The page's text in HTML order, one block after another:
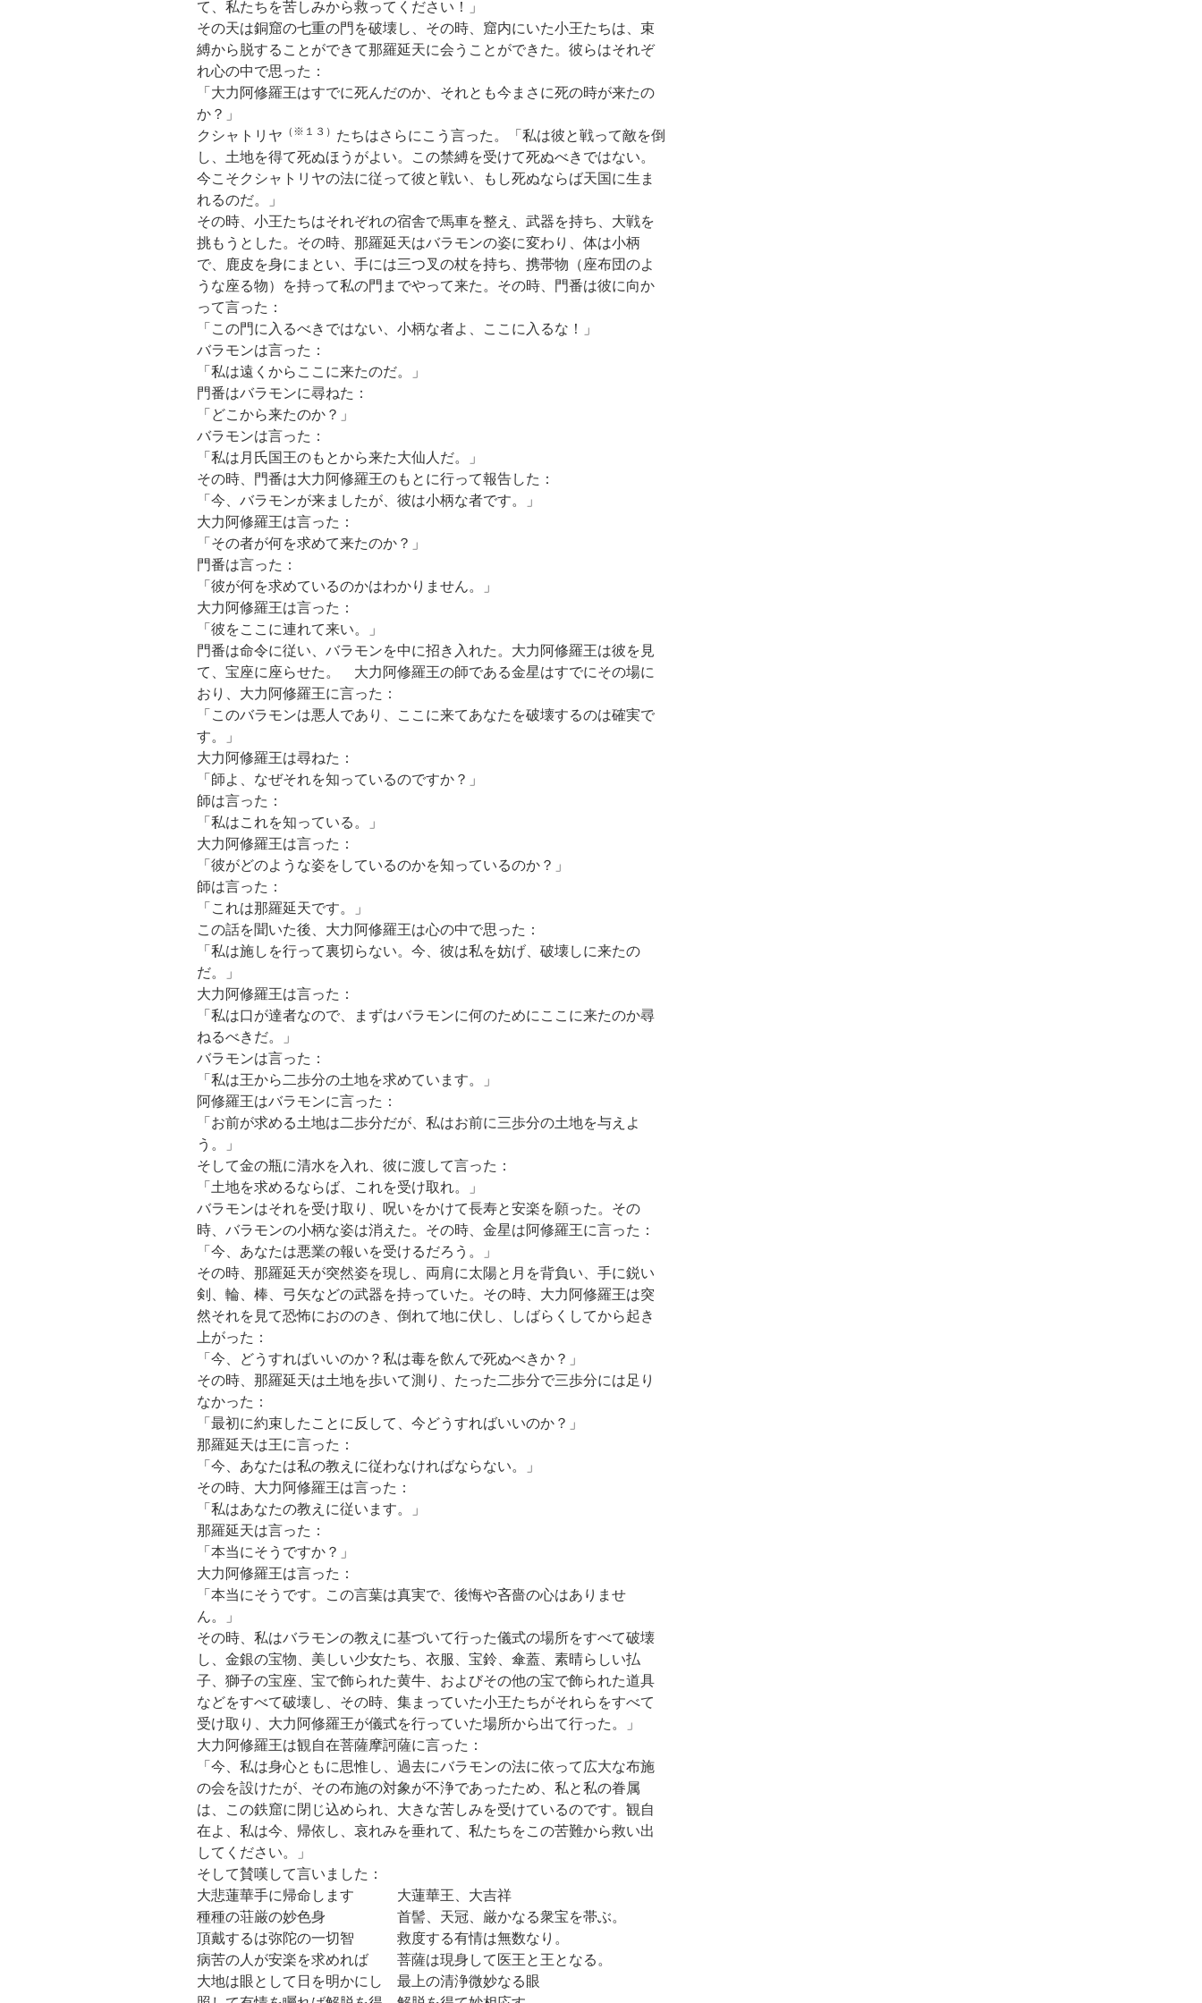
て、私たちを苦しみから救ってください！」
その天は銅窟の七重の門を破壊し、その時、窟内にいた小王たちは、束
縛から脱することができて那羅延天に会うことができた。彼らはそれぞ
れ心の中で思った：
「大力阿修羅王はすでに死んだのか、それとも今まさに死の時が来たの
か？」
クシャトリヤ （※１３） たちはさらにこう言った。「私は彼と戦って敵を倒
し、土地を得て死ぬほうがよい。この禁縛を受けて死ぬべきではない。
今こそクシャトリヤの法に従って彼と戦い、もし死ぬならば天国に生ま
れるのだ。」
その時、小王たちはそれぞれの宿舎で馬車を整え、武器を持ち、大戦を
挑もうとした。その時、那羅延天はバラモンの姿に変わり、体は小柄
で、鹿皮を身にまとい、手には三つ叉の杖を持ち、携帯物（座布団のよ
うな座る物）を持って私の門までやって来た。その時、門番は彼に向か
って言った：
「この門に入るべきではない、小柄な者よ、ここに入るな！」
バラモンは言った：
「私は遠くからここに来たのだ。」
門番はバラモンに尋ねた：
「どこから来たのか？」
バラモンは言った：
「私は月氏国王のもとから来た大仙人だ。」
その時、門番は大力阿修羅王のもとに行って報告した：
「今、バラモンが来ましたが、彼は小柄な者です。」
大力阿修羅王は言った：
「その者が何を求めて来たのか？」
門番は言った：
「彼が何を求めているのかはわかりません。」
大力阿修羅王は言った：
「彼をここに連れて来い。」
門番は命令に従い、バラモンを中に招き入れた。大力阿修羅王は彼を見
て、宝座に座らせた。 大力阿修羅王の師である金星はすでにその場に
おり、大力阿修羅王に言った：
「このバラモンは悪人であり、ここに来てあなたを破壊するのは確実で
す。」
大力阿修羅王は尋ねた：
「師よ、なぜそれを知っているのですか？」
師は言った：
「私はこれを知っている。」
大力阿修羅王は言った：
「彼がどのような姿をしているのかを知っているのか？」
師は言った：
「これは那羅延天です。」
この話を聞いた後、大力阿修羅王は心の中で思った：
「私は施しを行って裏切らない。今、彼は私を妨げ、破壊しに来たの
だ。」
大力阿修羅王は言った：
「私は口が達者なので、まずはバラモンに何のためにここに来たのか尋
ねるべきだ。」
バラモンは言った：
「私は王から二歩分の土地を求めています。」
阿修羅王はバラモンに言った：
「お前が求める土地は二歩分だが、私はお前に三歩分の土地を与えよ
う。」
そして金の瓶に清水を入れ、彼に渡して言った：
「土地を求めるならば、これを受け取れ。」
バラモンはそれを受け取り、呪いをかけて長寿と安楽を願った。その
時、バラモンの小柄な姿は消えた。その時、金星は阿修羅王に言った：
「今、あなたは悪業の報いを受けるだろう。」
その時、那羅延天が突然姿を現し、両肩に太陽と月を背負い、手に鋭い
剣、輪、棒、弓矢などの武器を持っていた。その時、大力阿修羅王は突
然それを見て恐怖におののき、倒れて地に伏し、しばらくしてから起き
上がった：
「今、どうすればいいのか？私は毒を飲んで死ぬべきか？」
その時、那羅延天は土地を歩いて測り、たった二歩分で三歩分には足り
なかった：
「最初に約束したことに反して、今どうすればいいのか？」
那羅延天は王に言った：
「今、あなたは私の教えに従わなければならない。」
その時、大力阿修羅王は言った：
「私はあなたの教えに従います。」
那羅延天は言った：
「本当にそうですか？」
大力阿修羅王は言った：
「本当にそうです。この言葉は真実で、後悔や吝嗇の心はありませ
ん。」
その時、私はバラモンの教えに基づいて行った儀式の場所をすべて破壊
し、金銀の宝物、美しい少女たち、衣服、宝鈴、傘蓋、素晴らしい払
子、獅子の宝座、宝で飾られた黄牛、およびその他の宝で飾られた道具
などをすべて破壊し、その時、集まっていた小王たちがそれらをすべて
受け取り、大力阿修羅王が儀式を行っていた場所から出て行った。」
大力阿修羅王は観自在菩薩摩訶薩に言った：
「今、私は身心ともに思惟し、過去にバラモンの法に依って広大な布施
の会を設けたが、その布施の対象が不浄であったため、私と私の眷属
は、この鉄窟に閉じ込められ、大きな苦しみを受けているのです。観自
在よ、私は今、帰依し、哀れみを垂れて、私たちをこの苦難から救い出
してください。」
そして賛嘆して言いました：
大悲蓮華手に帰命します 大蓮華王、大吉祥
種種の荘厳の妙色身 首髻、天冠、厳かなる衆宝を帯ぶ。
頂戴するは弥陀の一切智 救度する有情は無数なり。
病苦の人が安楽を求めれば 菩薩は現身して医王と王となる。
大地は眼として日を明かにし 最上の清浄微妙なる眼